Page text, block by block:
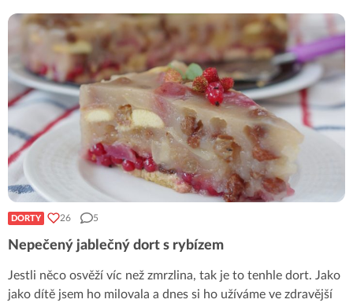
DORTY 26 5
Nepečený jablečný dort s rybízem
Jestli něco osvěží víc než zmrzlina, tak je to tenhle dort. Jako
jako dítě jsem ho milovala a dnes si ho užíváme ve zdravější